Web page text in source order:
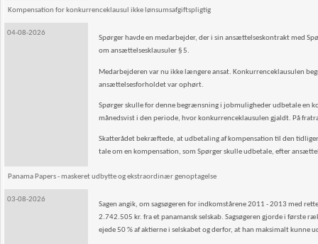
Kompensation for konkurrenceklausul ikke lønsumsafgiftspligtig
04-08-2026
Spørger havde en medarbejder, der i sin ansættelseskontrakt med
om ansættelsesklausuler § 5.
Medarbejderen var nu ikke længere ansat. Konkurrenceklausulen
ansættelsesforholdet var ophørt.
Spørger skulle for denne begrænsning i jobmuligheder udbetale en
månedsvist i den periode, hvor konkurrenceklausulen gjaldt. På
Skatterådet bekræftede, at udbetaling af kompensation til den
tale om en kompensation, som Spørger skulle udbetale, efter
Panama Papers - maskeret udbytte og ekstraordinær genoptagelse
03-08-2026
Sagen angik, om sagsøgeren for indkomstårene 2011 - 2013 med
2.742.505 kr. fra et panamansk selskab. Sagsøgeren gjorde i første
ejede 50 % af aktierne i selskabet og derfor, at han maksimalt kunne